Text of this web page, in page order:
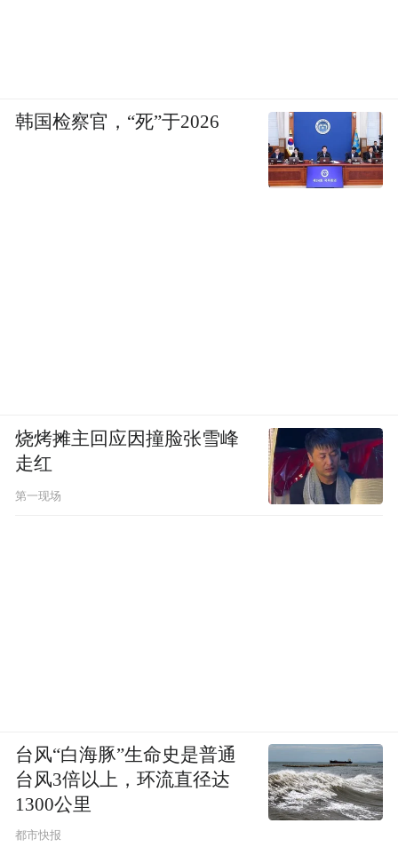
韩国检察官，“死”于2026
烧烤摊主回应因撞脸张雪峰
走红
第一现场
台风“白海豚”生命史是普通
台风3倍以上，环流直径达
1300公里
都市快报